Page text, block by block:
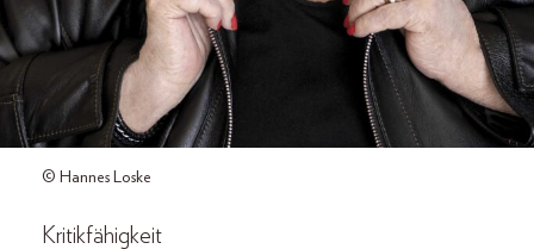
© Hannes Loske
Kritikfähigkeit